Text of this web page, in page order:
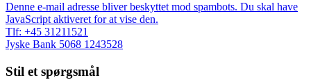
Denne e-mail adresse bliver beskyttet mod spambots. Du skal have
JavaScript aktiveret for at vise den.
Tlf: +45 31211521
Jyske Bank 5068 1243528
Stil et spørgsmål